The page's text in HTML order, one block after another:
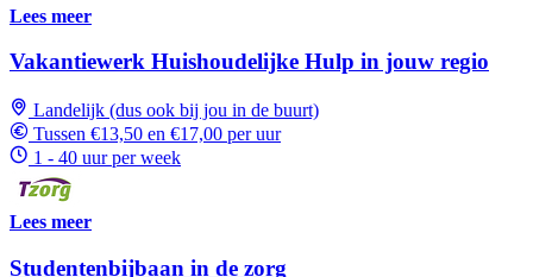
Lees meer
Vakantiewerk Huishoudelijke Hulp in jouw regio
Landelijk (dus ook bij jou in de buurt)
Tussen €13,50 en €17,00 per uur
1 - 40 uur per week
Lees meer
Studentenbijbaan in de zorg